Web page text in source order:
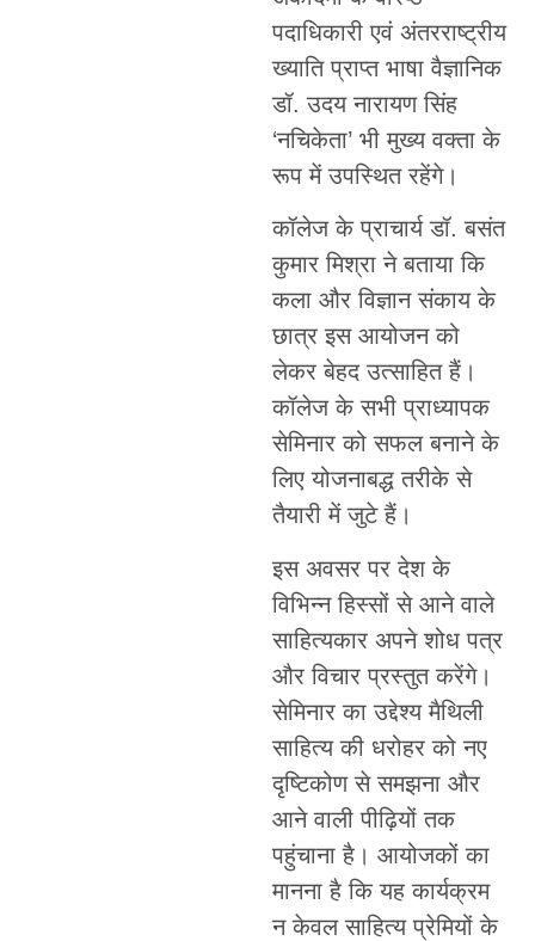
पदाधिकारी एवं अंतरराष्ट्रीय
ख्याति प्राप्त भाषा वैज्ञानिक
डॉ. उदय नारायण सिंह
‘नचिकेता’ भी मुख्य वक्ता के
रूप में उपस्थित रहेंगे।
कॉलेज के प्राचार्य डॉ. बसंत
कुमार मिश्रा ने बताया कि
कला और विज्ञान संकाय के
छात्र इस आयोजन को
लेकर बेहद उत्साहित हैं।
कॉलेज के सभी प्राध्यापक
सेमिनार को सफल बनाने के
लिए योजनाबद्ध तरीके से
तैयारी में जुटे हैं।
इस अवसर पर देश के
विभिन्न हिस्सों से आने वाले
साहित्यकार अपने शोध पत्र
और विचार प्रस्तुत करेंगे।
सेमिनार का उद्देश्य मैथिली
साहित्य की धरोहर को नए
दृष्टिकोण से समझना और
आने वाली पीढ़ियों तक
पहुंचाना है। आयोजकों का
मानना है कि यह कार्यक्रम
न केवल साहित्य प्रेमियों के